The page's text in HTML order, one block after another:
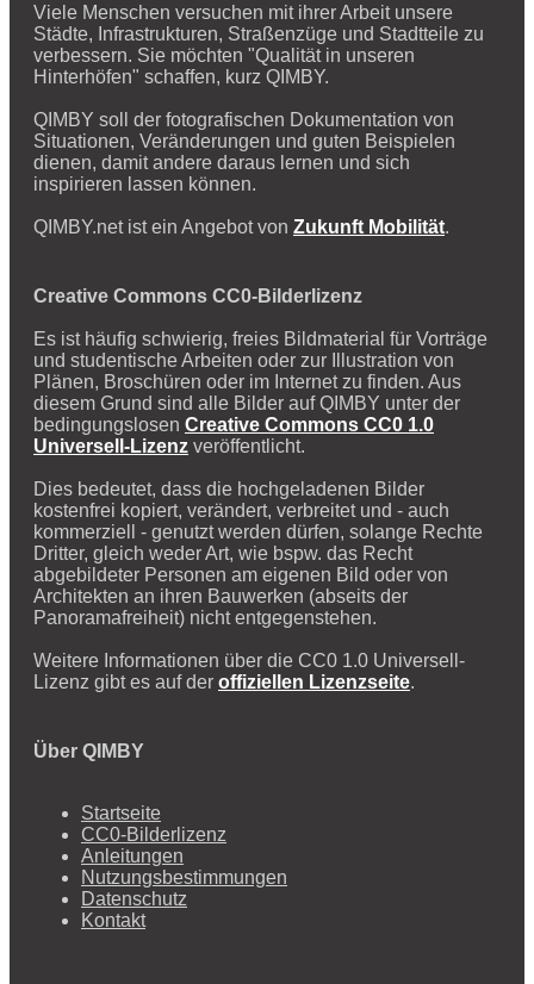
Viele Menschen versuchen mit ihrer Arbeit unsere
Städte, Infrastrukturen, Straßenzüge und Stadtteile zu
verbessern. Sie möchten "Qualität in unseren
Hinterhöfen" schaffen, kurz QIMBY.
QIMBY soll der fotografischen Dokumentation von
Situationen, Veränderungen und guten Beispielen
dienen, damit andere daraus lernen und sich
inspirieren lassen können.
QIMBY.net ist ein Angebot von Zukunft Mobilität.
Creative Commons CC0-Bilderlizenz
Es ist häufig schwierig, freies Bildmaterial für Vorträge
und studentische Arbeiten oder zur Illustration von
Plänen, Broschüren oder im Internet zu finden. Aus
diesem Grund sind alle Bilder auf QIMBY unter der
bedingungslosen Creative Commons CC0 1.0
Universell-Lizenz veröffentlicht.
Dies bedeutet, dass die hochgeladenen Bilder
kostenfrei kopiert, verändert, verbreitet und - auch
kommerziell - genutzt werden dürfen, solange Rechte
Dritter, gleich weder Art, wie bspw. das Recht
abgebildeter Personen am eigenen Bild oder von
Architekten an ihren Bauwerken (abseits der
Panoramafreiheit) nicht entgegenstehen.
Weitere Informationen über die CC0 1.0 Universell-
Lizenz gibt es auf der offiziellen Lizenzseite.
Über QIMBY
Startseite
CC0-Bilderlizenz
Anleitungen
Nutzungsbestimmungen
Datenschutz
Kontakt